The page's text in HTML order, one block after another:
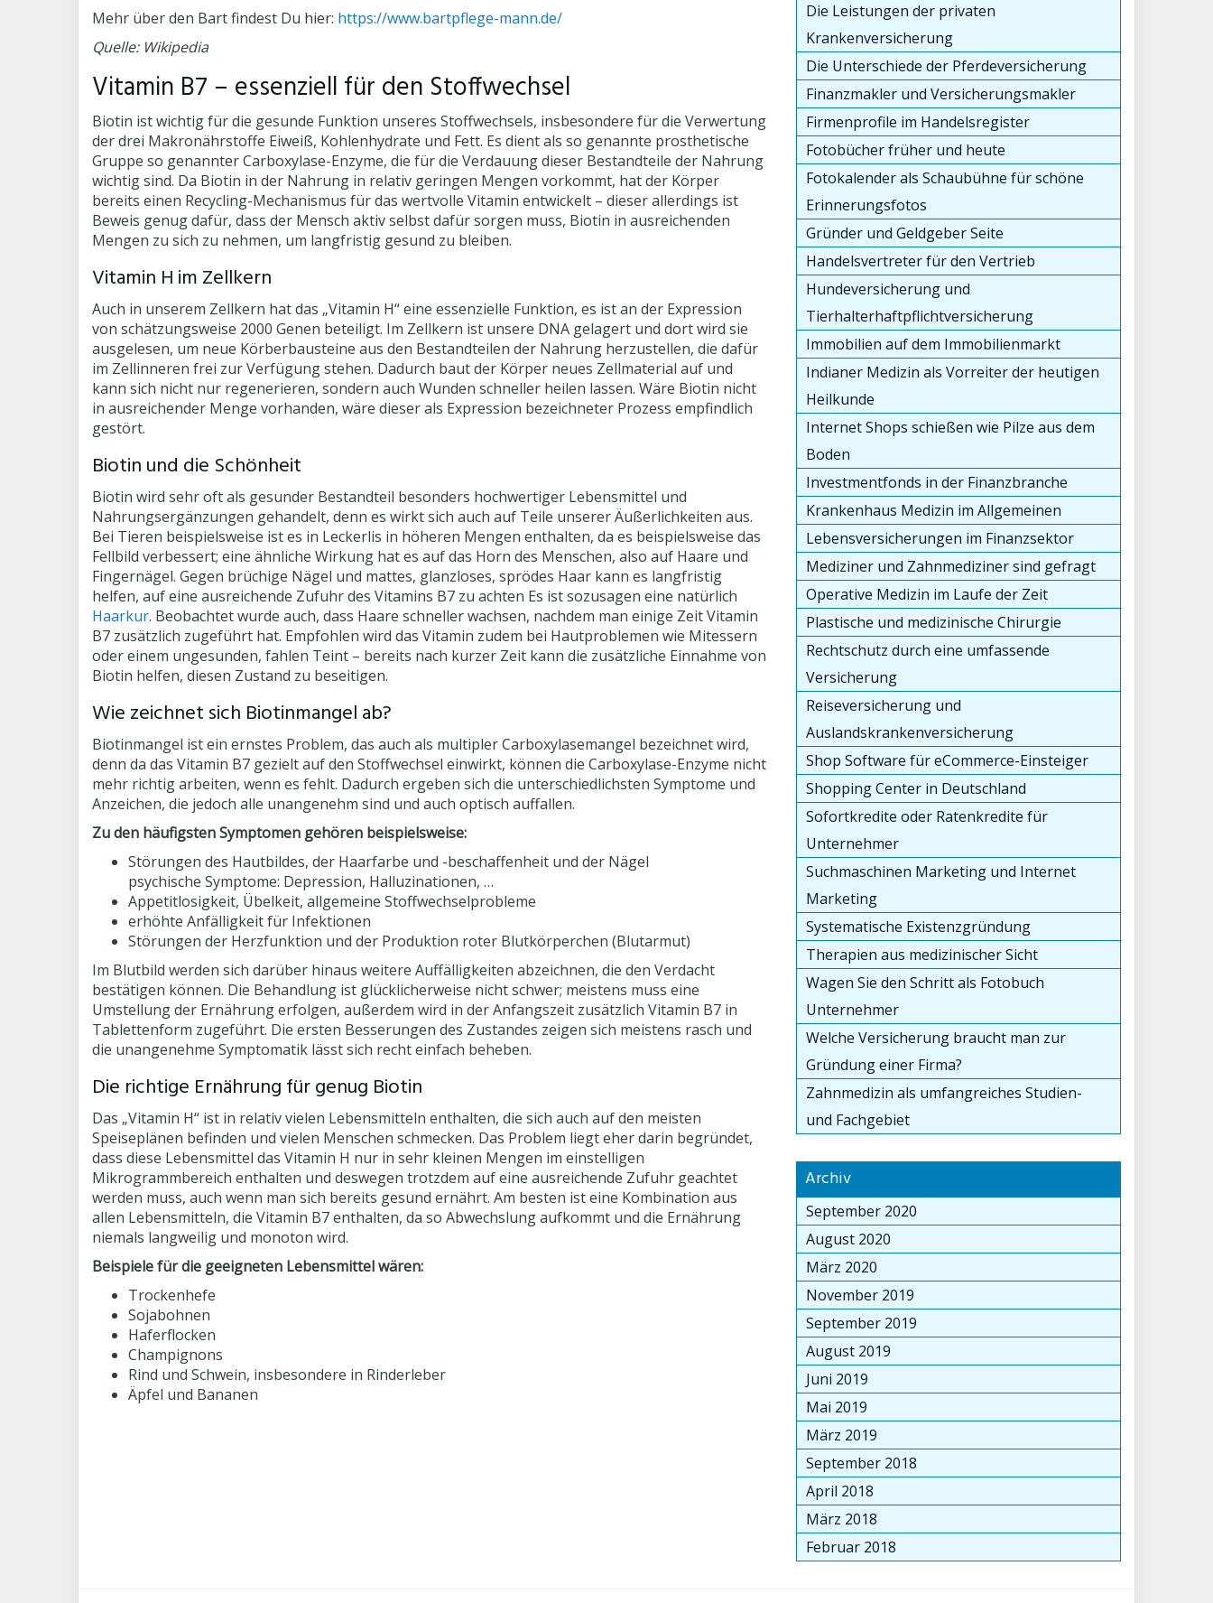
Mehr über den Bart findest Du hier: https://www.bartpflege-mann.de/
Quelle: Wikipedia
Vitamin B7 – essenziell für den Stoffwechsel
Biotin ist wichtig für die gesunde Funktion unseres Stoffwechsels, insbesondere für die Verwertung
der drei Makronährstoffe Eiweiß, Kohlenhydrate und Fett. Es dient als so genannte prosthetische
Gruppe so genannter Carboxylase-Enzyme, die für die Verdauung dieser Bestandteile der Nahrung
wichtig sind. Da Biotin in der Nahrung in relativ geringen Mengen vorkommt, hat der Körper
bereits einen Recycling-Mechanismus für das wertvolle Vitamin entwickelt – dieser allerdings ist
Beweis genug dafür, dass der Mensch aktiv selbst dafür sorgen muss, Biotin in ausreichenden
Mengen zu sich zu nehmen, um langfristig gesund zu bleiben.
Vitamin H im Zellkern
Auch in unserem Zellkern hat das „Vitamin H“ eine essenzielle Funktion, es ist an der Expression
von schätzungsweise 2000 Genen beteiligt. Im Zellkern ist unsere DNA gelagert und dort wird sie
ausgelesen, um neue Körberbausteine aus den Bestandteilen der Nahrung herzustellen, die dafür
im Zellinneren frei zur Verfügung stehen. Dadurch baut der Körper neues Zellmaterial auf und
kann sich nicht nur regenerieren, sondern auch Wunden schneller heilen lassen. Wäre Biotin nicht
in ausreichender Menge vorhanden, wäre dieser als Expression bezeichneter Prozess empfindlich
gestört.
Biotin und die Schönheit
Biotin wird sehr oft als gesunder Bestandteil besonders hochwertiger Lebensmittel und
Nahrungsergänzungen gehandelt, denn es wirkt sich auch auf Teile unserer Äußerlichkeiten aus.
Bei Tieren beispielsweise ist es in Leckerlis in höheren Mengen enthalten, da es beispielsweise das
Fellbild verbessert; eine ähnliche Wirkung hat es auf das Horn des Menschen, also auf Haare und
Fingernägel. Gegen brüchige Nägel und mattes, glanzloses, sprödes Haar kann es langfristig
helfen, auf eine ausreichende Zufuhr des Vitamins B7 zu achten Es ist sozusagen eine natürlich
Haarkur. Beobachtet wurde auch, dass Haare schneller wachsen, nachdem man einige Zeit Vitamin
B7 zusätzlich zugeführt hat. Empfohlen wird das Vitamin zudem bei Hautproblemen wie Mitessern
oder einem ungesunden, fahlen Teint – bereits nach kurzer Zeit kann die zusätzliche Einnahme von
Biotin helfen, diesen Zustand zu beseitigen.
Wie zeichnet sich Biotinmangel ab?
Biotinmangel ist ein ernstes Problem, das auch als multipler Carboxylasemangel bezeichnet wird,
denn da das Vitamin B7 gezielt auf den Stoffwechsel einwirkt, können die Carboxylase-Enzyme nicht
mehr richtig arbeiten, wenn es fehlt. Dadurch ergeben sich die unterschiedlichsten Symptome und
Anzeichen, die jedoch alle unangenehm sind und auch optisch auffallen.
Zu den häufigsten Symptomen gehören beispielsweise:
Störungen des Hautbildes, der Haarfarbe und -beschaffenheit und der Nägel
psychische Symptome: Depression, Halluzinationen, …
Appetitlosigkeit, Übelkeit, allgemeine Stoffwechselprobleme
erhöhte Anfälligkeit für Infektionen
Störungen der Herzfunktion und der Produktion roter Blutkörperchen (Blutarmut)
Im Blutbild werden sich darüber hinaus weitere Auffälligkeiten abzeichnen, die den Verdacht
bestätigen können. Die Behandlung ist glücklicherweise nicht schwer; meistens muss eine
Umstellung der Ernährung erfolgen, außerdem wird in der Anfangszeit zusätzlich Vitamin B7 in
Tablettenform zugeführt. Die ersten Besserungen des Zustandes zeigen sich meistens rasch und
die unangenehme Symptomatik lässt sich recht einfach beheben.
Die richtige Ernährung für genug Biotin
Das „Vitamin H“ ist in relativ vielen Lebensmitteln enthalten, die sich auch auf den meisten
Speiseplänen befinden und vielen Menschen schmecken. Das Problem liegt eher darin begründet,
dass diese Lebensmittel das Vitamin H nur in sehr kleinen Mengen im einstelligen
Mikrogrammbereich enthalten und deswegen trotzdem auf eine ausreichende Zufuhr geachtet
werden muss, auch wenn man sich bereits gesund ernährt. Am besten ist eine Kombination aus
allen Lebensmitteln, die Vitamin B7 enthalten, da so Abwechslung aufkommt und die Ernährung
niemals langweilig und monoton wird.
Beispiele für die geeigneten Lebensmittel wären:
Trockenhefe
Sojabohnen
Haferflocken
Champignons
Rind und Schwein, insbesondere in Rinderleber
Äpfel und Bananen
Die Leistungen der privaten
Krankenversicherung
Die Unterschiede der Pferdeversicherung
Finanzmakler und Versicherungsmakler
Firmenprofile im Handelsregister
Fotobücher früher und heute
Fotokalender als Schaubühne für schöne
Erinnerungsfotos
Gründer und Geldgeber Seite
Handelsvertreter für den Vertrieb
Hundeversicherung und
Tierhalterhaftpflichtversicherung
Immobilien auf dem Immobilienmarkt
Indianer Medizin als Vorreiter der heutigen
Heilkunde
Internet Shops schießen wie Pilze aus dem
Boden
Investmentfonds in der Finanzbranche
Krankenhaus Medizin im Allgemeinen
Lebensversicherungen im Finanzsektor
Mediziner und Zahnmediziner sind gefragt
Operative Medizin im Laufe der Zeit
Plastische und medizinische Chirurgie
Rechtschutz durch eine umfassende
Versicherung
Reiseversicherung und
Auslandskrankenversicherung
Shop Software für eCommerce-Einsteiger
Shopping Center in Deutschland
Sofortkredite oder Ratenkredite für
Unternehmer
Suchmaschinen Marketing und Internet
Marketing
Systematische Existenzgründung
Therapien aus medizinischer Sicht
Wagen Sie den Schritt als Fotobuch
Unternehmer
Welche Versicherung braucht man zur
Gründung einer Firma?
Zahnmedizin als umfangreiches Studien-
und Fachgebiet
Archiv
September 2020
August 2020
März 2020
November 2019
September 2019
August 2019
Juni 2019
Mai 2019
März 2019
September 2018
April 2018
März 2018
Februar 2018